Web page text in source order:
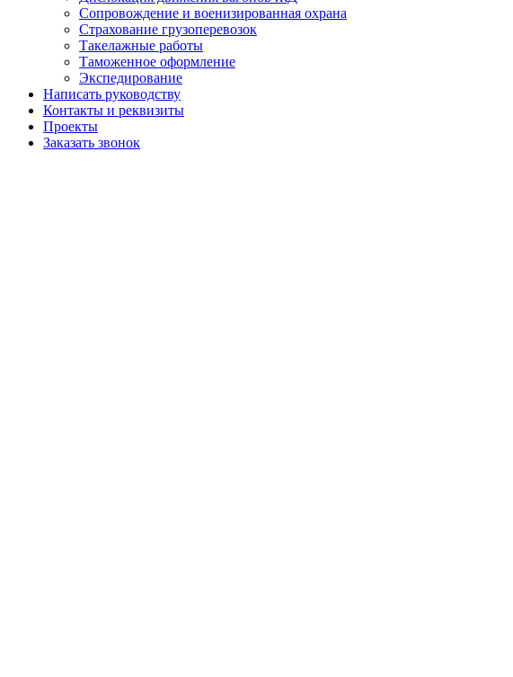
Сопровождение и военизированная охрана
Страхование грузоперевозок
Такелажные работы
Таможенное оформление
Экспедирование
Написать руководству
Контакты и реквизиты
Проекты
Заказать звонок